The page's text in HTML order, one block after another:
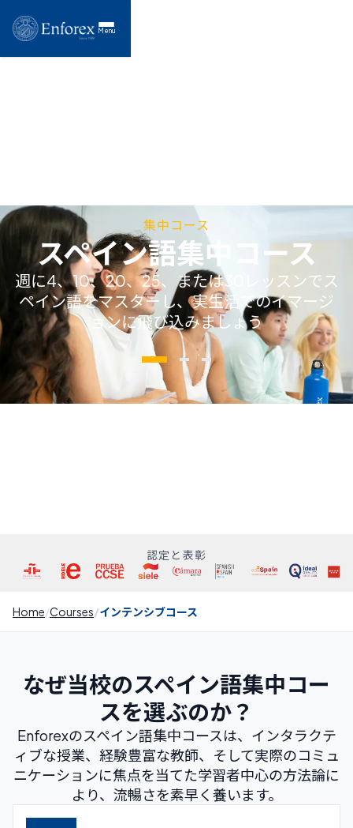
Menu
集中コース
スペイン語集中コース
週に4、10、20、25、または30レッスンでス
ペイン語をマスターし、実生活でのイマージ
ョンに飛び込みましょう
認定と表彰
Home Courses インテンシブコース
なぜ当校のスペイン語集中コー
スを選ぶのか？
Enforexのスペイン語集中コースは、インタラクテ
ィブな授業、経験豊富な教師、そして実際のコミュ
ニケーションに焦点を当てた学習者中心の方法論に
より、流暢さを素早く養います。